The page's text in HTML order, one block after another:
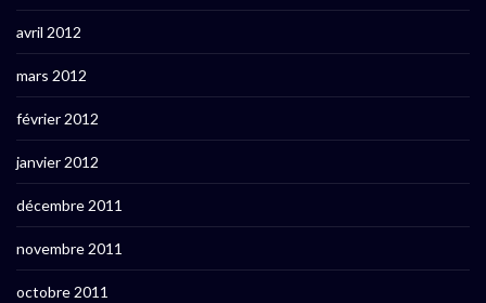
avril 2012
mars 2012
février 2012
janvier 2012
décembre 2011
novembre 2011
octobre 2011